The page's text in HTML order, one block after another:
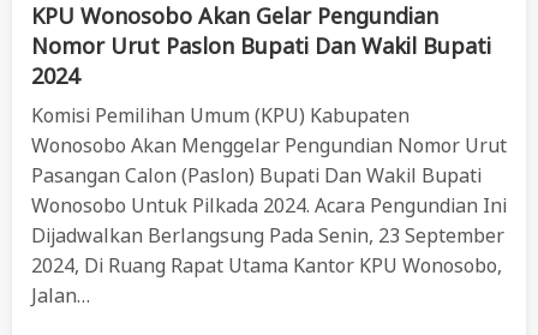
KPU Wonosobo Akan Gelar Pengundian
Nomor Urut Paslon Bupati Dan Wakil Bupati
2024
Komisi Pemilihan Umum (KPU) Kabupaten
Wonosobo Akan Menggelar Pengundian Nomor Urut
Pasangan Calon (Paslon) Bupati Dan Wakil Bupati
Wonosobo Untuk Pilkada 2024. Acara Pengundian Ini
Dijadwalkan Berlangsung Pada Senin, 23 September
2024, Di Ruang Rapat Utama Kantor KPU Wonosobo,
Jalan…